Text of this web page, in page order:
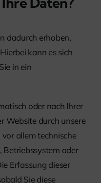
dadurch erhoben,
kann es sich
in ein
oder nach Ihrer
Website durch unsere
allem technische
Betriebssystem oder
Erfassung dieser
Sie diese